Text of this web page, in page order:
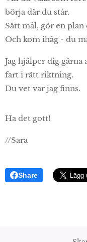
börja där du står.
Sätt mål, gör en plan
Och kom ihåg - du
Jag hjälper dig
fart i rätt riktning.
Du vet var jag finns.
Ha det gott!
//Sara
Share